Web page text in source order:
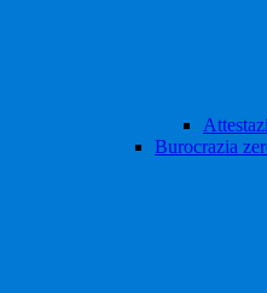
Burocrazia